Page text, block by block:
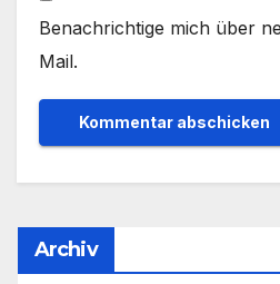
Benachrichtige mich über
Mail.
Archiv